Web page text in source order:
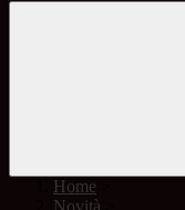
Home